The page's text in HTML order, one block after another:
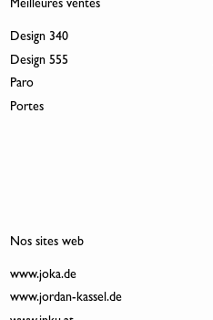
Meilleures ventes
Design 340
Design 555
Paro
Portes
Nos sites web
www.joka.de
www.jordan-kassel.de